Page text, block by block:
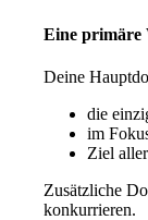
Eine primäre
Deine
die
im
Ziel
Zusätzliche
konkurrieren.